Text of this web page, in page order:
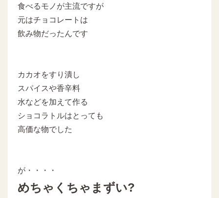
食べるモノが主流ですが
元はチョコレートは
飲み物だったんです
カカオをすり潰し
スパイスや香辛料
水などを加えて作る
ショコラトルはとっても
高価な物でした
が・・・・
めちゃくちゃまずい?